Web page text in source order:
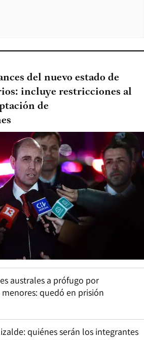
del nuevo estado de
incluye restricciones al
de
australes a prófugo por
quedó en prisión
quiénes serán los integrantes